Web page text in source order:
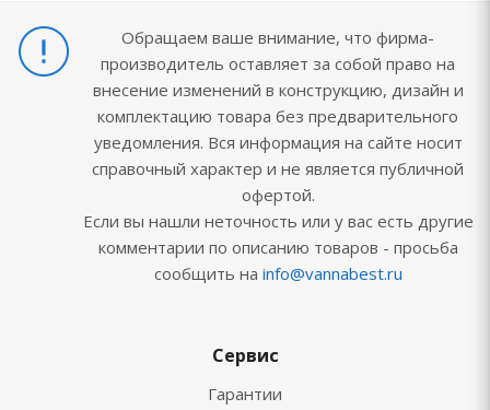
Обращаем ваше внимание, что фирма-
производитель оставляет за собой право на
внесение изменений в конструкцию, дизайн и
комплектацию товара без предварительного
уведомления. Вся информация на сайте носит
справочный характер и не является публичной
офертой.
Если вы нашли неточность или у вас есть другие
комментарии по описанию товаров - просьба
сообщить на info@vannabest.ru
Сервис
Гарантии